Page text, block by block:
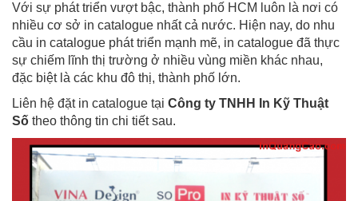
Với sự phát triển vượt bậc, thành phố HCM luôn là nơi có
nhiều cơ sở in catalogue nhất cả nước. Hiện nay, do nhu
cầu in catalogue phát triển mạnh mẽ, in catalogue đã thực
sự chiếm lĩnh thị trường ở nhiều vùng miền khác nhau,
đặc biệt là các khu đô thị, thành phố lớn.
Liên hệ đặt in catalogue tại Công ty TNHH In Kỹ Thuật
Số theo thông tin chi tiết sau.